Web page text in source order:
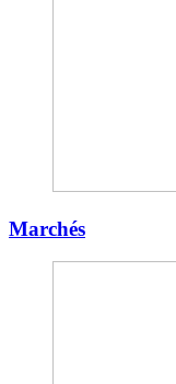
Marchés